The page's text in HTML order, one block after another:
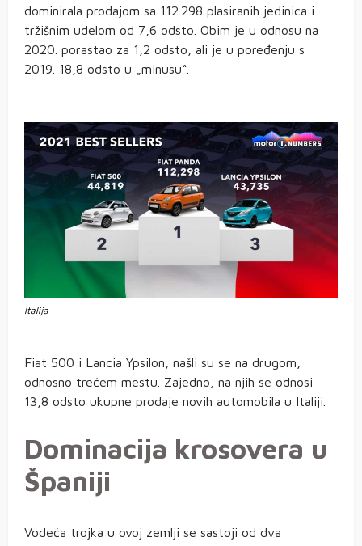
dominirala prodajom sa 112.298 plasiranih jedinica i
tržišnim udelom od 7,6 odsto. Obim je u odnosu na
2020. porastao za 1,2 odsto, ali je u poređenju s
2019. 18,8 odsto u „minusu“.
Italija
Fiat 500 i Lancia Ypsilon, našli su se na drugom,
odnosno trećem mestu. Zajedno, na njih se odnosi
13,8 odsto ukupne prodaje novih automobila u Italiji.
Dominacija krosovera u
Španiji
Vodeća trojka u ovoj zemlji se sastoji od dva